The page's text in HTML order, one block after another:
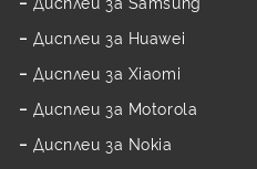
Дисплеи за Huawei
Дисплеи за Xiaomi
Дисплеи за Motorola
Дисплеи за Nokia